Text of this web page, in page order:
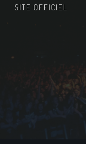
SITE OFFICIEL